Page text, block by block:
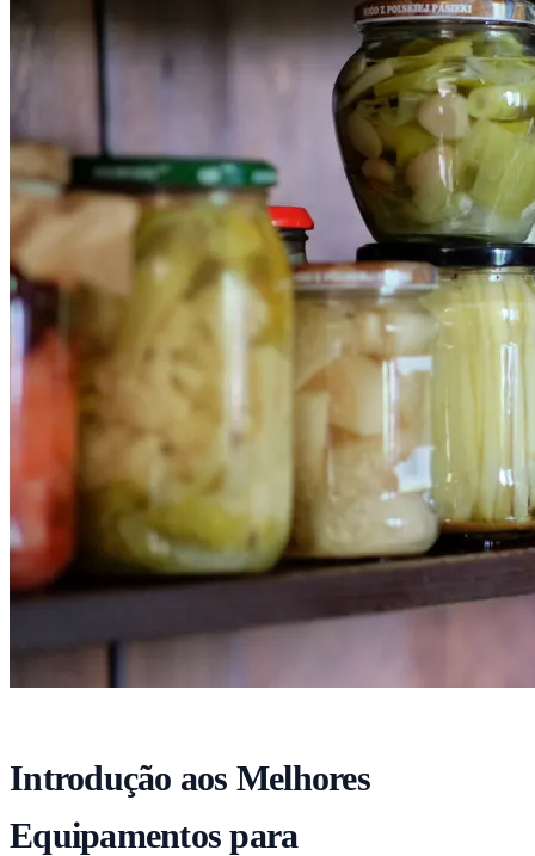
Introdução aos Melhores
Equipamentos para